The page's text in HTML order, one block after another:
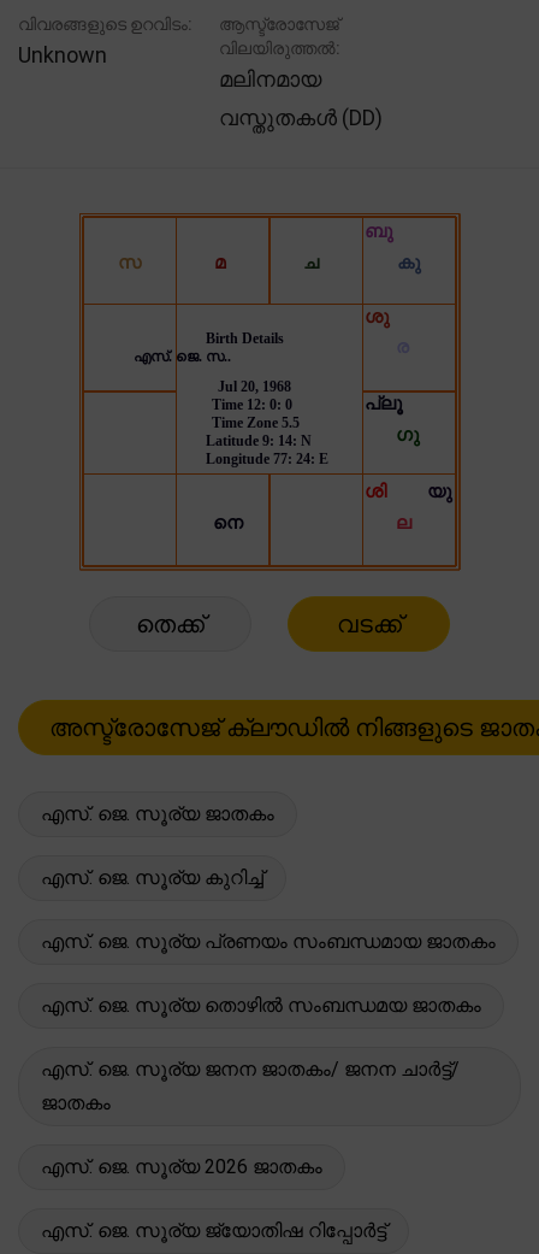
വിവരങ്ങളുടെ ഉറവിടം:
Unknown
ആസ്ട്രോസേജ്
വിലയിരുത്തൽ:
മലിനമായ
വസ്തുതകൾ (DD)
തെക്ക് വടക്ക്
എസ്. ജെ. സൂര്യ ജാതകം
എസ്. ജെ. സൂര്യ കുറിച്ച്
എസ്. ജെ. സൂര്യ പ്രണയം സംബന്ധമായ ജാതകം
എസ്. ജെ. സൂര്യ തൊഴിൽ സംബന്ധമയ ജാതകം
എസ്. ജെ. സൂര്യ ജനന ജാതകം/ ജനന ചാർട്ട്/
ജാതകം
എസ്. ജെ. സൂര്യ 2026 ജാതകം
എസ്. ജെ. സൂര്യ ജ്യോതിഷ റിപ്പോർട്ട്